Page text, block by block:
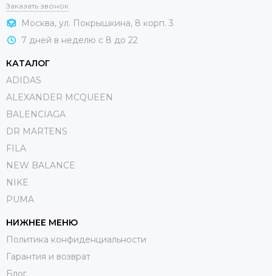
Заказать звонок
Москва, ул. Покрышкина, 8 корп. 3
7 дней в неделю с 8 до 22
КАТАЛОГ
ADIDAS
ALEXANDER MCQUEEN
BALENCIAGA
DR MARTENS
FILA
NEW BALANCE
NIKE
PUMA
НИЖНЕЕ МЕНЮ
Политика конфиденциальности
Гарантия и возврат
Блог